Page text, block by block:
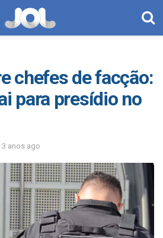
chefes de facção:
para presídio no
3 anos ago